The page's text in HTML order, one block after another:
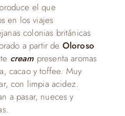
el que
en los viajes
colonias británicas
a partir de Oloroso
cream presenta aromas
cacao y toffee. Muy
con limpia acidez.
a pasar, nueces y